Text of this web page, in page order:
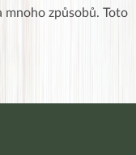
mnoho způsobů. Toto